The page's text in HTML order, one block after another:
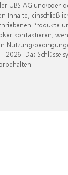
AG und/oder
Inhalte,
Produkte
kontaktieren,
Das